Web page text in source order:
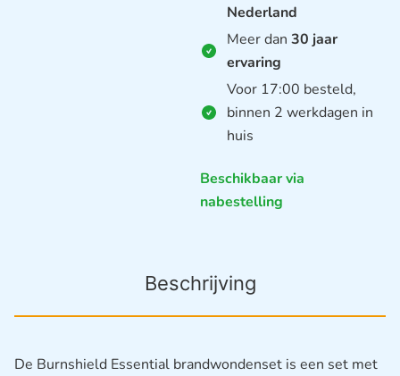
Nederland
Meer dan 30 jaar
ervaring
Voor 17:00 besteld,
binnen 2 werkdagen in
huis
Beschikbaar via
nabestelling
Beschrijving
De Burnshield Essential brandwondenset is een set met